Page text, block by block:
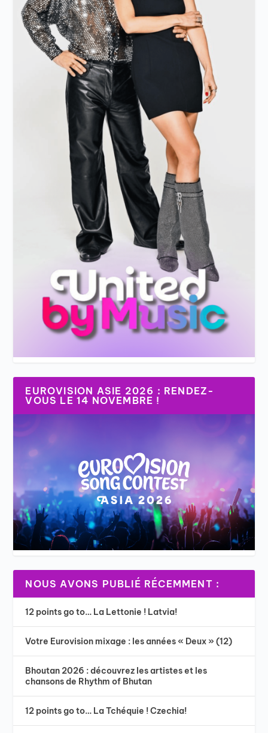
EUROVISION ASIE 2026 : RENDEZ-
VOUS LE 14 NOVEMBRE !
NOUS AVONS PUBLIÉ RÉCEMMENT :
12 points go to… La Lettonie ! Latvia!
Votre Eurovision mixage : les années « Deux » (12)
Bhoutan 2026 : découvrez les artistes et les
chansons de Rhythm of Bhutan
12 points go to… La Tchéquie ! Czechia!